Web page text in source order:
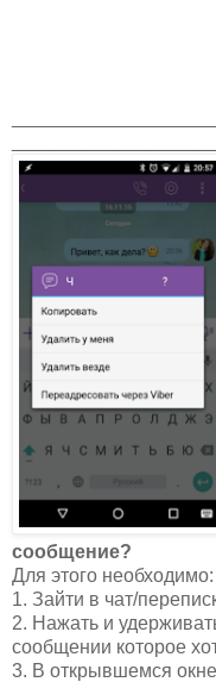
сообщение?
Для этого необходимо:
1. Зайти в чат/
2. Нажать и
сообщении которое
3. В открывшемся